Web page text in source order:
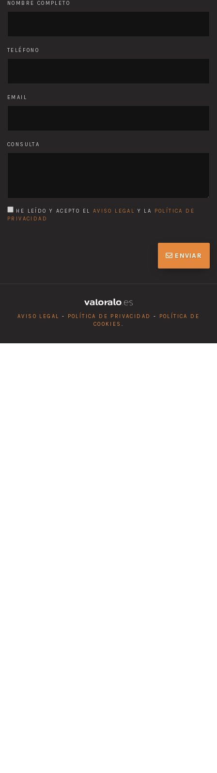
NOMBRE COMPLETO
TELÉFONO
EMAIL
CONSULTA
HE LEÍDO Y ACEPTO EL AVISO LEGAL Y LA
POLÍTICA DE
PRIVACIDAD
ENVIAR
AVISO LEGAL - POLÍTICA DE PRIVACIDAD -
POLÍTICA DE
COOKIES .